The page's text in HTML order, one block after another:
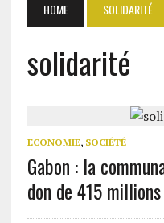
HOME SOLIDARITÉ
solidarité
ECONOMIE, SOCIÉTÉ
Gabon : la
don de 415